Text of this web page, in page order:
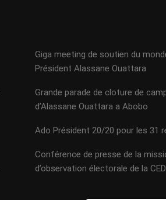
Giga meeting de soutien du
Président Alassane Ouattara
Grande parade de cloture de
d’Alassane Ouattara a Abobo
Ado Président 20/20 pour les 31
Conférence de presse de la
d’observation électorale de la